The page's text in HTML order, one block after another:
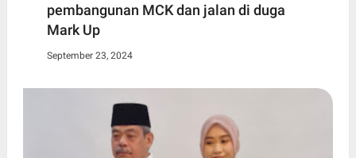
pembangunan MCK dan jalan di duga
Mark Up
September 23, 2024